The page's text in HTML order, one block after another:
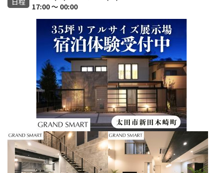
17:00 ～ 00:00